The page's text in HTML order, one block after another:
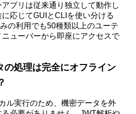
プリは従来通り独立して動作し
応じてGUIとCLIを使い分ける
の利用でも50種類以上のユーテ
ニューバーから即座にアクセスで
の処理は完全にオフライン
ル実行のため、機密データを外